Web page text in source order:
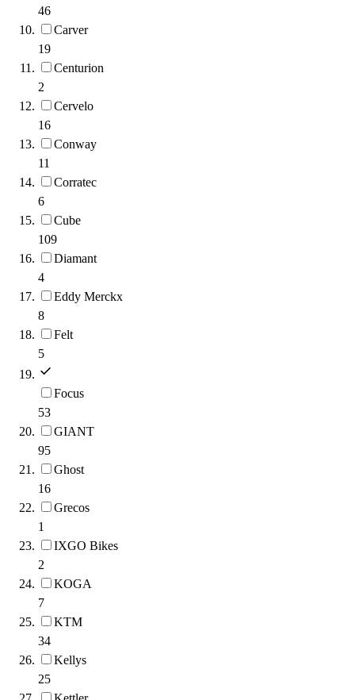
46
Carver
19
Centurion
2
Cervelo
16
Conway
11
Corratec
6
Cube
109
Diamant
4
Eddy Merckx
8
Felt
5
Focus
53
GIANT
95
Ghost
16
Grecos
1
IXGO Bikes
2
KOGA
7
KTM
34
Kellys
25